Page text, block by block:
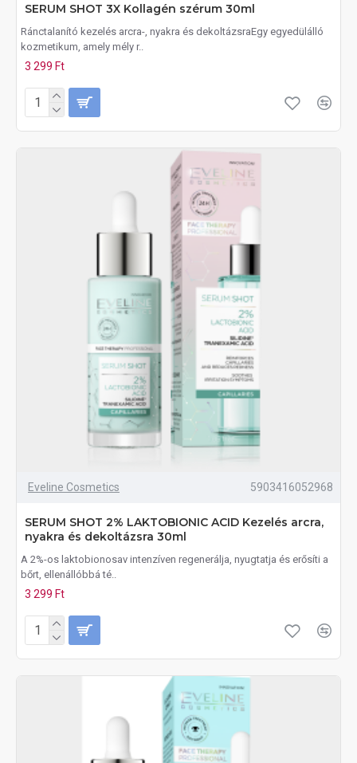
SERUM SHOT 3X Kollagén szérum 30ml
Ránctalanító kezelés arcra-, nyakra és dekoltázsraEgy egyedülálló
kozmetikum, amely mély r..
3 299 Ft
Eveline Cosmetics 5903416052968
SERUM SHOT 2% LAKTOBIONIC ACID Kezelés arcra,
nyakra és dekoltázsra 30ml
A 2%-os laktobionosav intenzíven regenerálja, nyugtatja és erősíti a
bőrt, ellenállóbbá té..
3 299 Ft